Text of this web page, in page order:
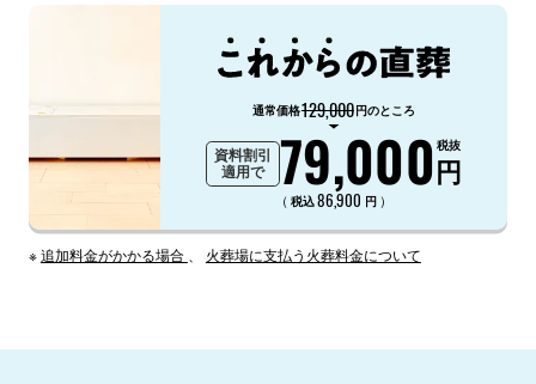
通常価格129,000円のところ
資料割引
適用で
79,000円
税抜
（ 税込86,900 円 ）
※追加料金がかかる場合 火葬場に支払う火葬料金について